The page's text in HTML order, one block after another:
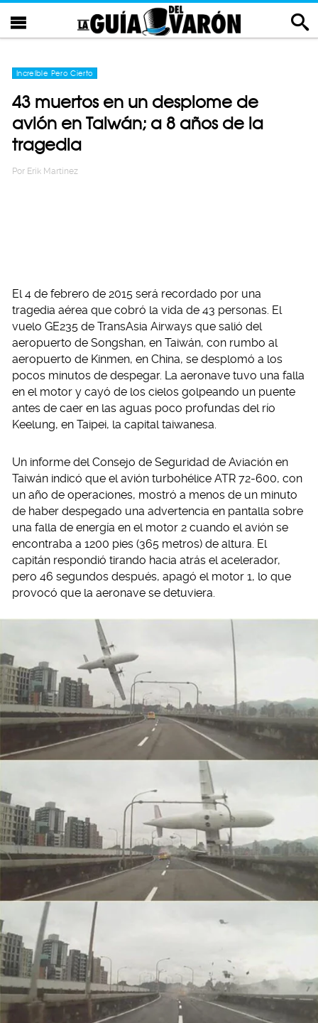
Increíble Pero Cierto
43 muertos en un desplome de
avión en Taiwán; a 8 años de la
tragedia
Por Erik Martinez
El 4 de febrero de 2015 será recordado por una
tragedia aérea que cobró la vida de 43 personas. El
vuelo GE235 de TransAsia Airways que salió del
aeropuerto de Songshan, en Taiwán, con rumbo al
aeropuerto de Kinmen, en China, se desplomó a los
pocos minutos de despegar. La aeronave tuvo una falla
en el motor y cayó de los cielos golpeando un puente
antes de caer en las aguas poco profundas del río
Keelung, en Taipei, la capital taiwanesa.
Un informe del Consejo de Seguridad de Aviación en
Taiwán indicó que el avión turbohélice ATR 72-600, con
un año de operaciones, mostró a menos de un minuto
de haber despegado una advertencia en pantalla sobre
una falla de energía en el motor 2 cuando el avión se
encontraba a 1200 pies (365 metros) de altura. El
capitán respondió tirando hacia atrás el acelerador,
pero 46 segundos después, apagó el motor 1, lo que
provocó que la aeronave se detuviera.